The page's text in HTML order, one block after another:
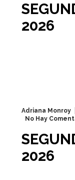
2026
Adriana Monroy
No Hay
2026